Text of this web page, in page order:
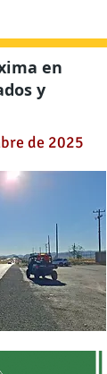
en
y
de 2025